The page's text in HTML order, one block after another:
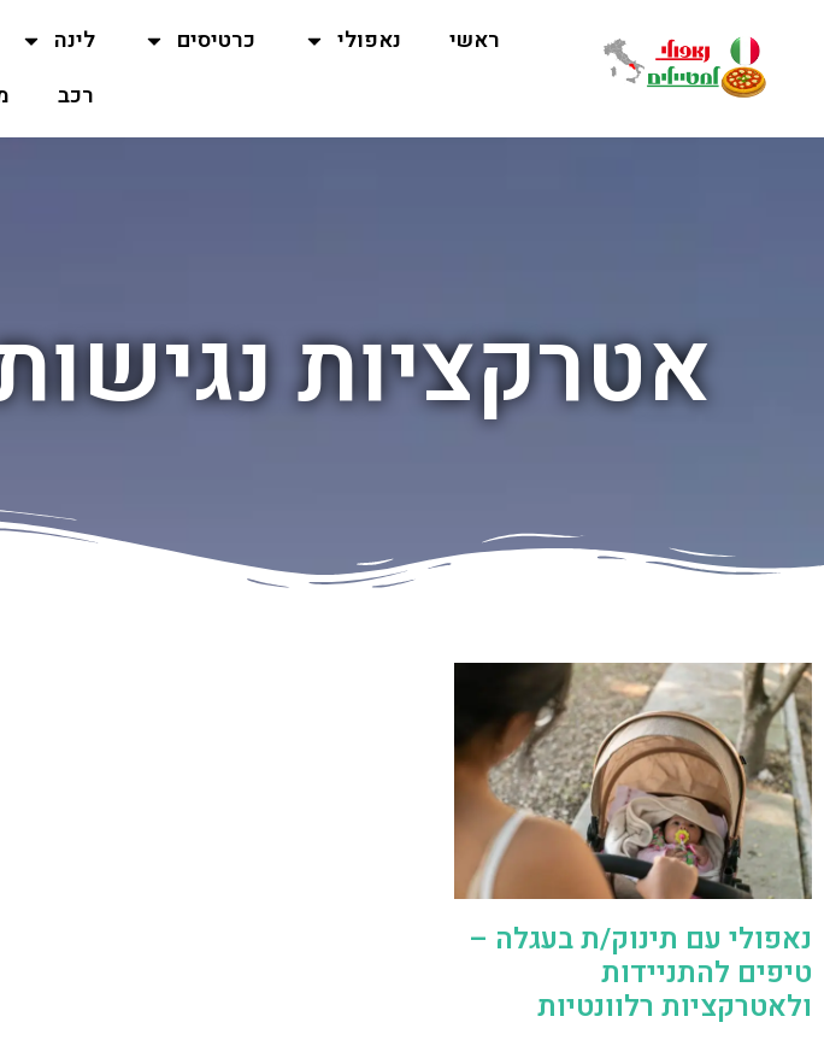
ראשי נאפולי כרטיסים לינה
רכב
אטרקציות
נאפולי עם תינוק/ת בעגלה –
טיפים להתניידות
ולאטרקציות רלוונטיות